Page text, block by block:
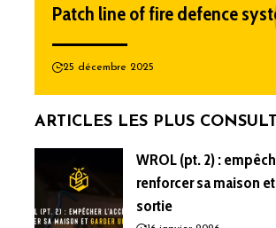
Patch line of fire defence
25 décembre 2025
ARTICLES LES PLUS
WROL (pt. 2) :
renforcer sa maison
sortie